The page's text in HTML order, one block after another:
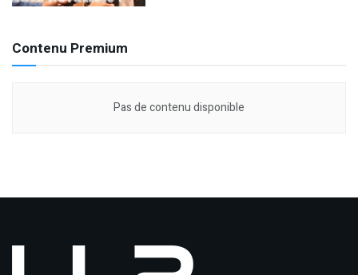
Contenu Premium
Pas de contenu disponible